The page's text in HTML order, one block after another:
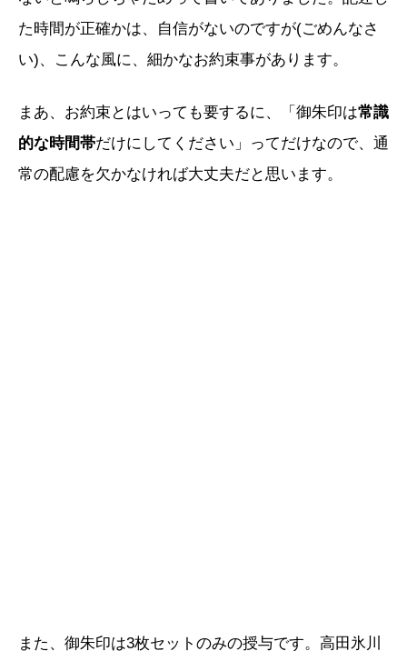
た時間が正確かは、自信がないのですが(ごめんなさ
い)、こんな風に、細かなお約束事があります。
まあ、お約束とはいっても要するに、「御朱印は常識
的な時間帯だけにしてください」ってだけなので、通
常の配慮を欠かなければ大丈夫だと思います。
また、御朱印は3枚セットのみの授与です。高田氷川